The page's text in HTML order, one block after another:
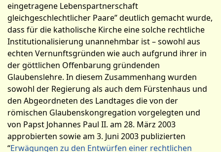
eingetragene Lebenspartnerschaft
gleichgeschlechtlicher Paare” deutlich gemacht wurde,
dass für die katholische Kirche eine solche rechtliche
Institutionalisierung unannehmbar ist – sowohl aus
echten Vernunftsgründen wie auch aufgrund ihrer in
der göttlichen Offenbarung gründenden
Glaubenslehre. In diesem Zusammenhang wurden
sowohl der Regierung als auch dem Fürstenhaus und
den Abgeordneten des Landtages die von der
römischen Glaubenskongregation vorgelegten und
von Papst Johannes Paul II. am 28. März 2003
approbierten sowie am 3. Juni 2003 publizierten
“Erwägungen zu den Entwürfen einer rechtlichen